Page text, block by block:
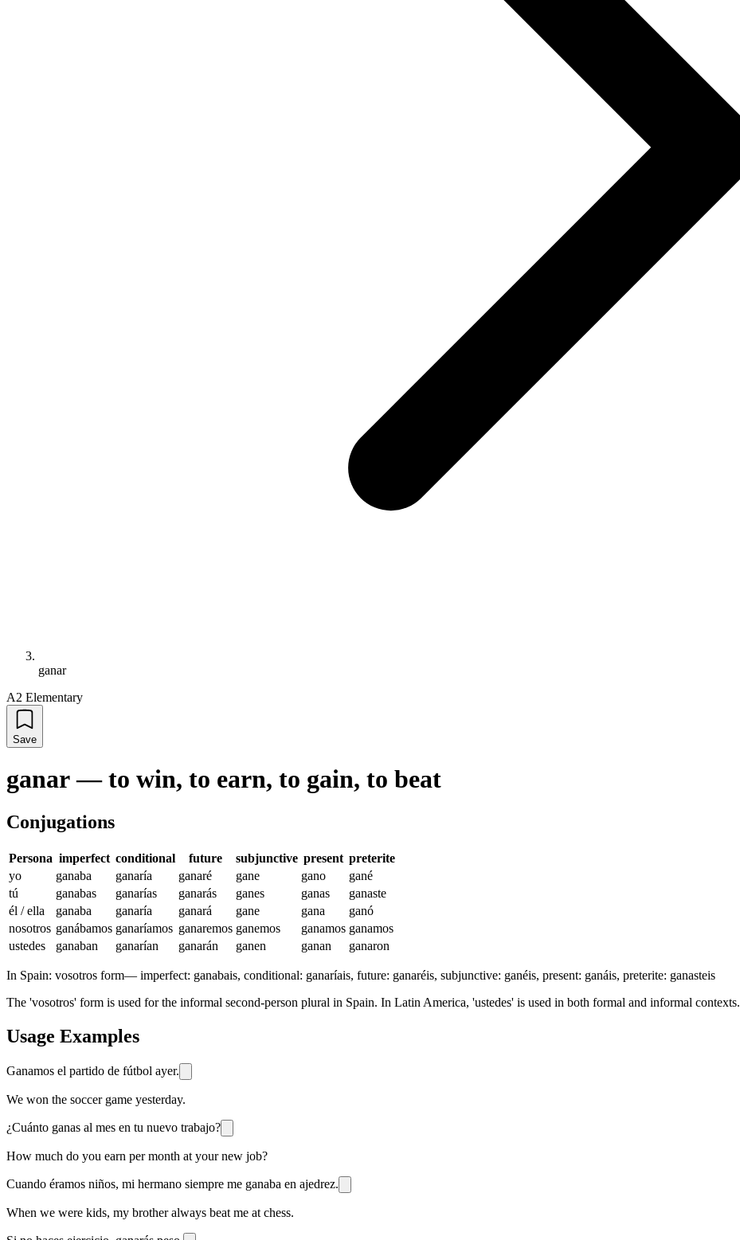
ganar
A2 Elementary
Save
ganar — to win, to earn, to gain, to beat
Conjugations
Persona imperfect conditional future subjunctive present preterite
yo
ganaba ganaría ganaré gane gano
gané
tú
ganabas ganarías ganarás ganes ganas
ganaste
él / ella
ganaba ganaría ganará gane gana
ganó
nosotros ganábamos ganaríamos ganaremos ganemos ganamos ganamos
ustedes
ganaban ganarían ganarán ganen ganan ganaron
In Spain: vosotros form— imperfect: ganabais, conditional: ganaríais, future: ganaréis, subjunctive: ganéis, present: ganáis, preterite: ganasteis
The 'vosotros' form is used for the informal second-person plural in Spain. In Latin America, 'ustedes' is used in both formal and informal contexts.
Usage Examples
Ganamos el partido de fútbol ayer.
We won the soccer game yesterday.
¿Cuánto ganas al mes en tu nuevo trabajo?
How much do you earn per month at your new job?
Cuando éramos niños, mi hermano siempre me ganaba en ajedrez.
When we were kids, my brother always beat me at chess.